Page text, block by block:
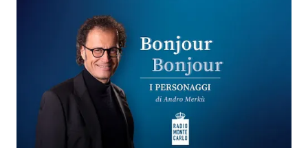
CONCORSI
EVENTI